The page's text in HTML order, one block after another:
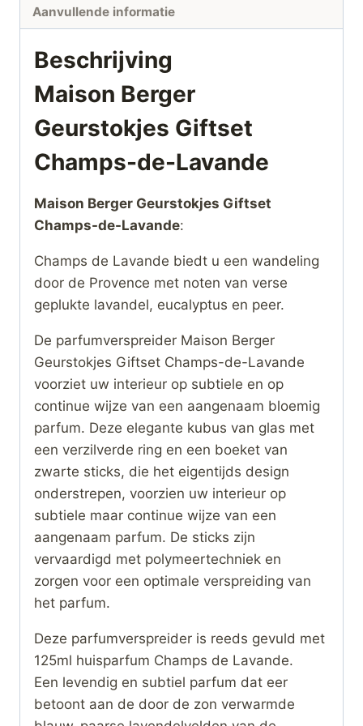
Aanvullende informatie
Beschrijving
Maison Berger
Geurstokjes Giftset
Champs-de-Lavande
Maison Berger Geurstokjes Giftset
Champs-de-Lavande:
Champs de Lavande biedt u een wandeling
door de Provence met noten van verse
geplukte lavandel, eucalyptus en peer.
De parfumverspreider Maison Berger
Geurstokjes Giftset Champs-de-Lavande
voorziet uw interieur op subtiele en op
continue wijze van een aangenaam bloemig
parfum. Deze elegante kubus van glas met
een verzilverde ring en een boeket van
zwarte sticks, die het eigentijds design
onderstrepen, voorzien uw interieur op
subtiele maar continue wijze van een
aangenaam parfum. De sticks zijn
vervaardigd met polymeertechniek en
zorgen voor een optimale verspreiding van
het parfum.
Deze parfumverspreider is reeds gevuld met
125ml huisparfum Champs de Lavande.
Een levendig en subtiel parfum dat eer
betoont aan de door de zon verwarmde